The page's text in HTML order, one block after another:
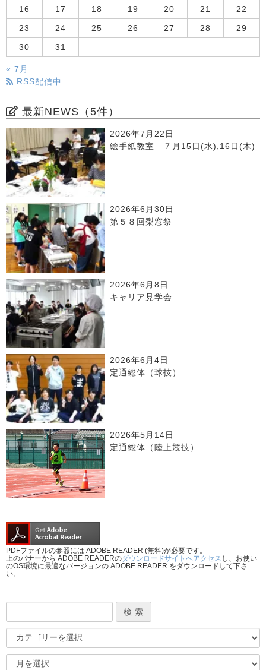
16 17 18 19 20 21 22
23 24 25 26 27 28 29
30 31
« 7月
RSS配信中
最新NEWS（5件）
2026年7月22日
絵手紙教室 ７月15日(水),16日(木)
2026年6月30日
第５８回梨窓祭
2026年6月8日
キャリア見学会
2026年6月4日
定通総体（球技）
2026年5月14日
定通総体（陸上競技）
PDFファイルの参照には ADOBE READER (無料)が必要です。
上のバナーから ADOBE READERのダウンロードサイトへアクセス し、お使い
のOS環境に最適なバージョンの ADOBE READER をダウンロードして下さ
い。